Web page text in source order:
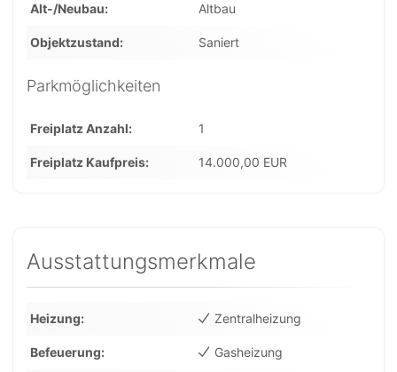
Alt-/Neubau Altbau
Objektzustand Saniert
Parkmöglichkeiten
Freiplatz Anzahl 1
Freiplatz Kaufpreis 14.000,00 EUR
Ausstattungsmerkmale
Heizung Zentralheizung
Befeuerung Gasheizung